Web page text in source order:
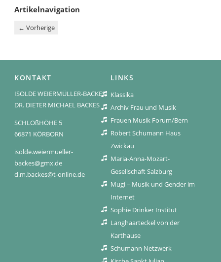
Artikelnavigation
← Vorherige
KONTAKT
ISOLDE WEIERMÜLLER-BACKES
DR. DIETER MICHAEL BACKES
SCHLOßHÖHE 5
66871 KÖRBORN
isolde.weiermueller-
backes@gmx.de
d.m.backes@t-online.de
LINKS
Klassika
Archiv Frau und Musik
Frauen Musik Forum/Bern
Robert Schumann Haus
Zwickau
Maria-Anna-Mozart-
Gesellschaft Salzburg
Mugi – Musik und Gender im
Internet
Sophie Drinker Institut
Langhaarteckel von der
Karthause
Schumann Netzwerk